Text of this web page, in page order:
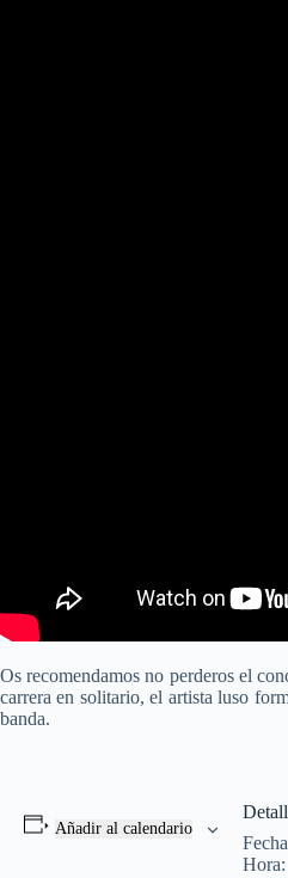
Os recomendamos no perderos el
carrera en solitario, el artista luso
banda.
Añadir al calendario
Hora: